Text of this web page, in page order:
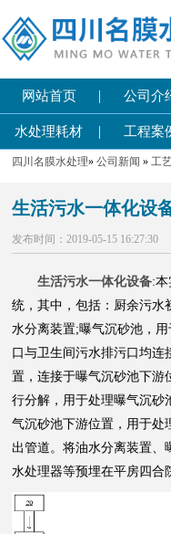
网站首页 | 公司介
水处理耗材 | 工程案
四川名膜水处理»公司新闻 »工
生活污水一体化设
发布时间：2019-05-15 16:27:30
生活污水一体化设备:
统，其中，包括：厨余污水
水分离装置;曝气沉砂池，
口与卫生间污水排污口均连
置，连接于曝气沉砂池下游
行分解，用于处理曝气沉砂
气沉砂池下游位置，用于处
出管道。将油水分离装置、
水处理器等预埋在平房四合